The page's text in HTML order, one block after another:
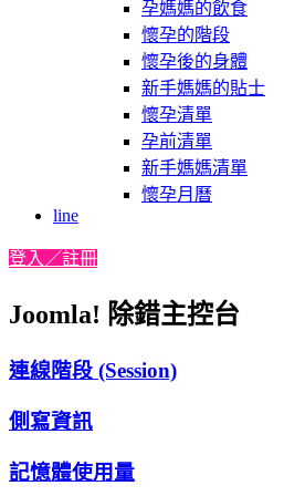
孕媽媽的飲食
懷孕的階段
懷孕後的身體
新手媽媽的貼士
懷孕清單
孕前清單
新手媽媽清單
懷孕月曆
line
登入／註冊
Joomla! 除錯主控台
連線階段 (Session)
側寫資訊
記憶體使用量